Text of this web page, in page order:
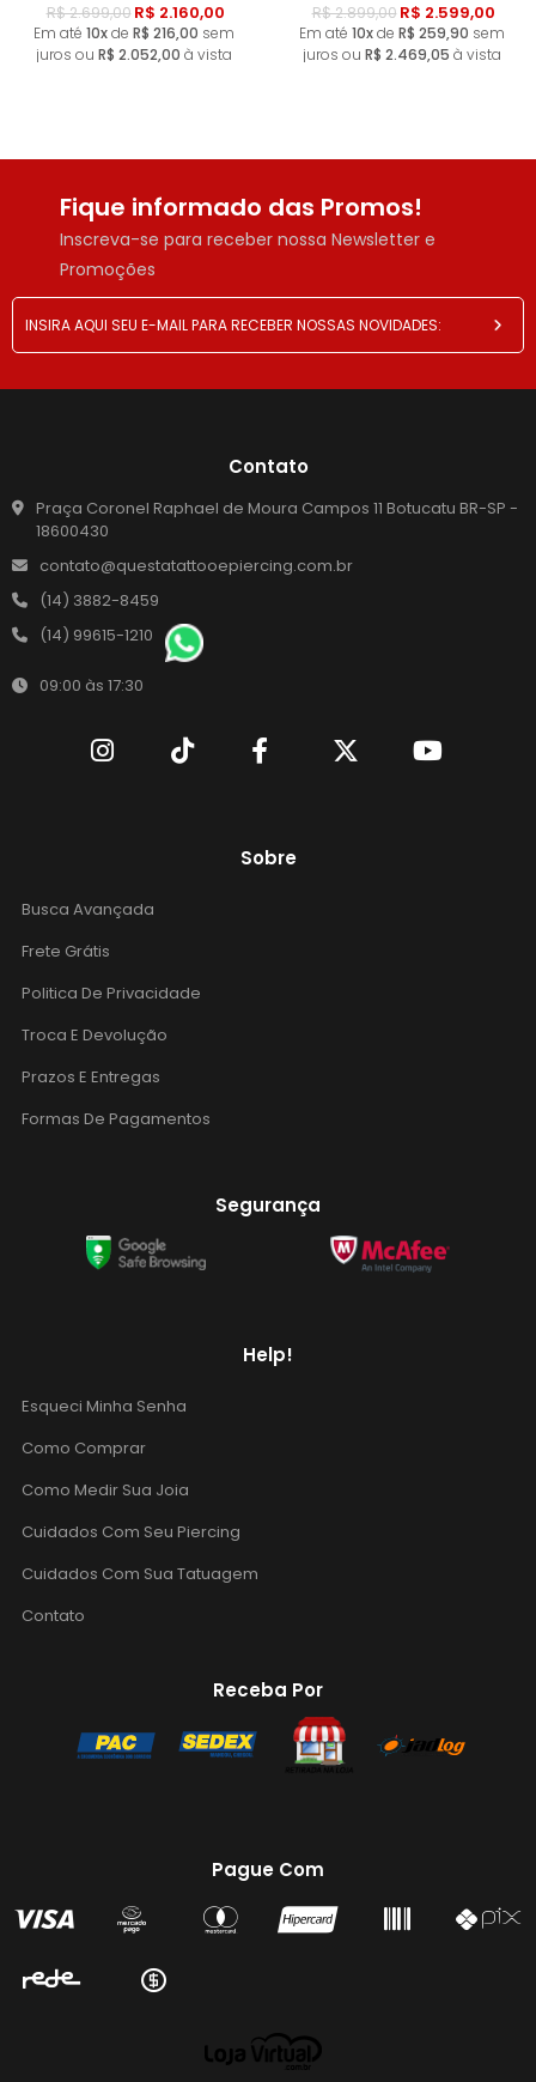
R$ 2.699,00 R$ 2.160,00
Em até 10xde R$ 216,00 sem
juros ou R$ 2.052,00 à vista
R$ 2.899,00 R$ 2.599,00
Em até 10xde R$ 259,90 sem
juros ou R$ 2.469,05 à vista
Fique informado das Promos!
Inscreva-se para receber nossa Newsletter e
Promoções
Contato
Praça Coronel Raphael de Moura Campos 11 Botucatu BR-SP -
18600430
contato@questatattooepiercing.com.br
(14) 3882-8459
(14) 99615-1210
09:00 às 17:30
Sobre
Busca Avançada
Frete Grátis
Politica De Privacidade
Troca E Devolução
Prazos E Entregas
Formas De Pagamentos
Segurança
Help!
Esqueci Minha Senha
Como Comprar
Como Medir Sua Joia
Cuidados Com Seu Piercing
Cuidados Com Sua Tatuagem
Contato
Receba Por
Pague Com